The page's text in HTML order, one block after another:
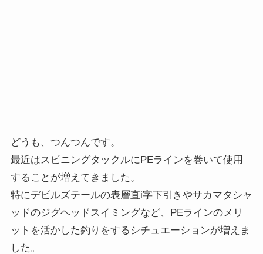
どうも、つんつんです。
最近はスピニングタックルにPEラインを巻いて使用
することが増えてきました。
特にデビルズテールの表層直i字下引きやサカマタシャ
ッドのジグヘッドスイミングなど、PEラインのメリ
ットを活かした釣りをするシチュエーションが増えま
した。